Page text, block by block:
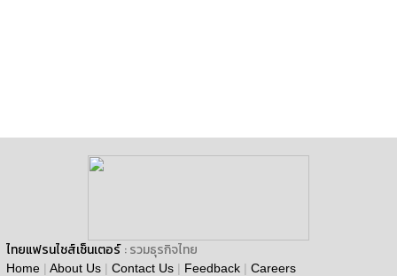
ไทยแฟรนไชส์เซ็นเตอร์ : รวมธุรกิจไทย
Home | About Us | Contact Us | Feedback | Careers